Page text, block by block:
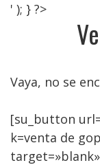
' ); } ?>
Vaya, no se
[su_button
k=venta de